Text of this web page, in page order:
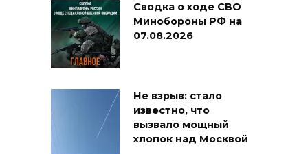
Сводка о ходе СВО
Минобороны РФ на
07.08.2026
Не взрыв: стало
известно, что
вызвало мощный
хлопок над Москвой